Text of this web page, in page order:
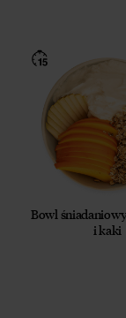
Bowl
i kaki